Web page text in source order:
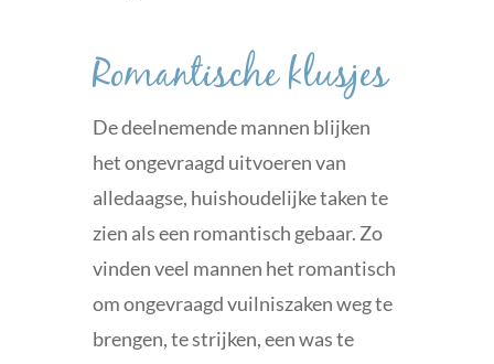
Romantische klusjes
De deelnemende mannen blijken
het ongevraagd uitvoeren van
alledaagse, huishoudelijke taken te
zien als een romantisch gebaar. Zo
vinden veel mannen het romantisch
om ongevraagd vuilniszaken weg te
brengen, te strijken, een was te